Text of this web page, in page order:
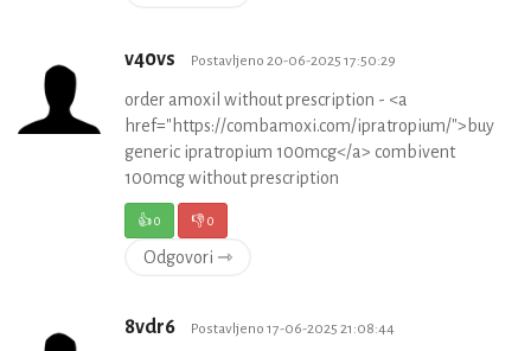
v40vs Postavljeno 20-06-2025 17:50:29
order amoxil without prescription - <a
href="https://combamoxi.com/ipratropium/">buy
generic ipratropium 100mcg</a> combivent
100mcg without prescription
👍0 👎0
Odgovori ⇾
8vdr6 Postavljeno 17-06-2025 21:08:44